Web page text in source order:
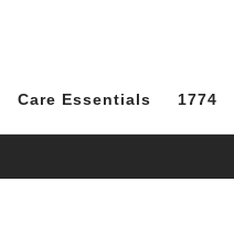
Care Essentials 1774